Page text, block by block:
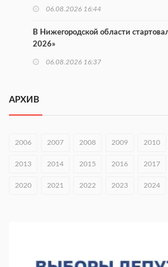
06.08.2026 16:44
В Нижегородской области
2026»
06.08.2026 16:37
раза
06.08.2026 15:26
АРХИВ
2006 2007 2008 2009 2010
2013 2014 2015 2016 2017
2020 2021 2022 2023 2024